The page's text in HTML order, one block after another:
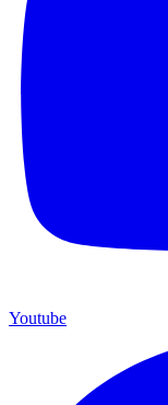
Youtube